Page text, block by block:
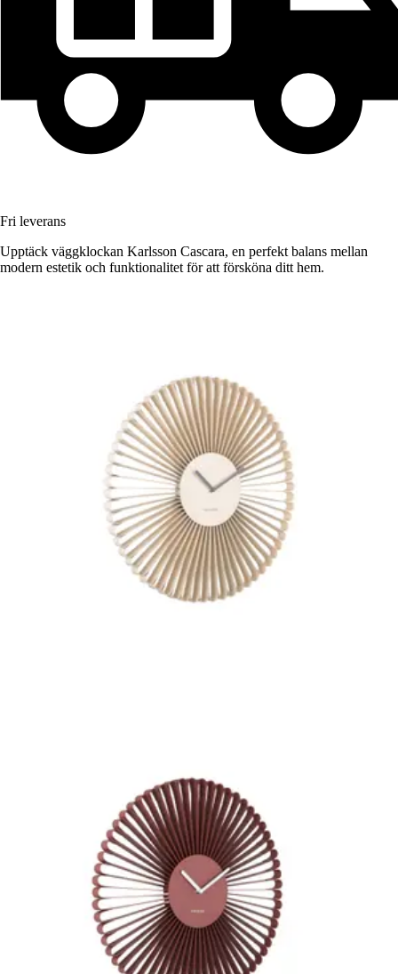
Fri leverans
Upptäck väggklockan Karlsson Cascara, en perfekt balans mellan
modern estetik och funktionalitet för att försköna ditt hem.